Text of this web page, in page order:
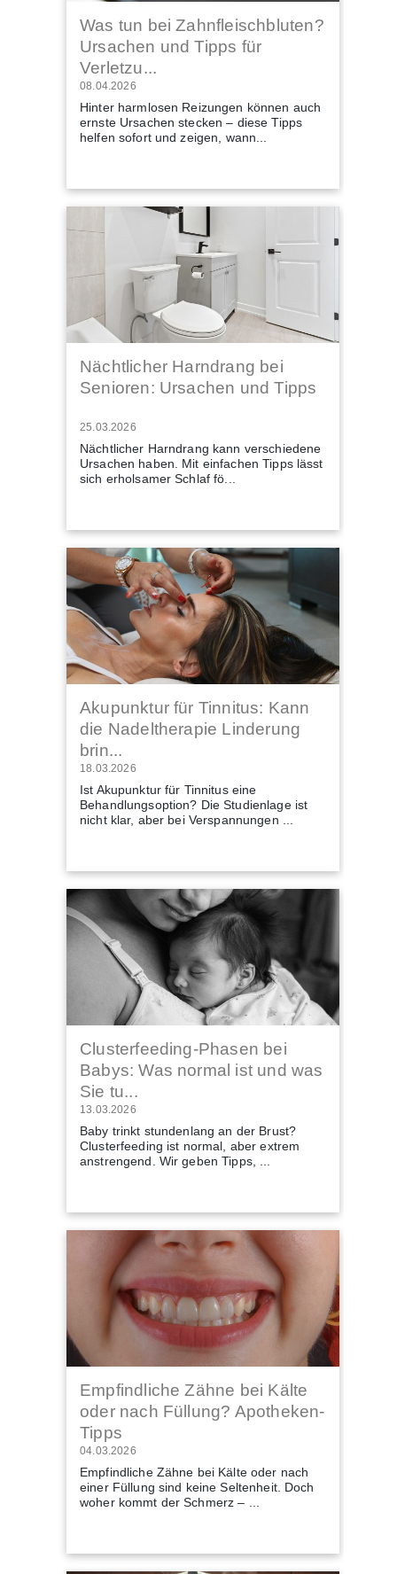
Was tun bei Zahnfleischbluten?
Ursachen und Tipps für
Verletzu...
08.04.2026
Hinter harmlosen Reizungen können auch
ernste Ursachen stecken – diese Tipps
helfen sofort und zeigen, wann...
Nächtlicher Harndrang bei
Senioren: Ursachen und Tipps
25.03.2026
Nächtlicher Harndrang kann verschiedene
Ursachen haben. Mit einfachen Tipps lässt
sich erholsamer Schlaf fö...
Akupunktur für Tinnitus: Kann
die Nadeltherapie Linderung
brin...
18.03.2026
Ist Akupunktur für Tinnitus eine
Behandlungsoption? Die Studienlage ist
nicht klar, aber bei Verspannungen ...
Clusterfeeding-Phasen bei
Babys: Was normal ist und was
Sie tu...
13.03.2026
Baby trinkt stundenlang an der Brust?
Clusterfeeding ist normal, aber extrem
anstrengend. Wir geben Tipps, ...
Empfindliche Zähne bei Kälte
oder nach Füllung? Apotheken-
Tipps
04.03.2026
Empfindliche Zähne bei Kälte oder nach
einer Füllung sind keine Seltenheit. Doch
woher kommt der Schmerz – ...